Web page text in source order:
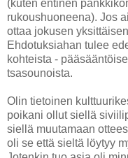
(kuten entinen
rukoushuoneena). Jos
ottaa jokusen
Ehdotuksiahan tulee
kohteista -
tsasounoista.
Olin tietoinen
poikani ollut siellä
siellä muutamaan
oli se että sieltä löytyy